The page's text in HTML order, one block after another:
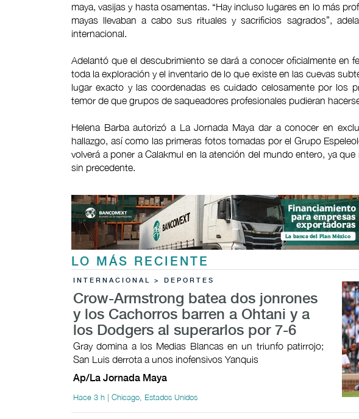
maya, vasijas y hasta osamentas. “Hay incluso lugares en lo más
mayas llevaban a cabo sus rituales y sacrificios sagrados”,
internacional.
Adelantó que el descubrimiento se dará a conocer oficialmente en
toda la exploración y el inventario de lo que existe en las cuevas
lugar exacto y las coordenadas es cuidado celosamente por los
temor de que grupos de saqueadores profesionales pudieran
Helena Barba autorizó a La Jornada Maya dar a conocer en
hallazgo, así como las primeras fotos tomadas por el Grupo
volverá a poner a Calakmul en la atención del mundo entero, ya
sin precedente.
LO MÁS RECIENTE
INTERNACIONAL > DEPORTES
Crow-Armstrong batea dos jonrones
y los Cachorros barren a Ohtani y a
los Dodgers al superarlos por 7-6
Gray domina a los Medias Blancas en un triunfo patirrojo;
San Luis derrota a unos inofensivos Yanquis
Ap/La Jornada Maya
Hace 3 h | Chicago, Estados Unidos